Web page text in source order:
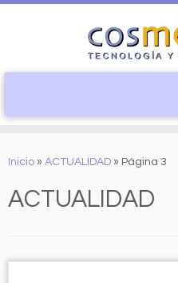
Inicio » ACTUALIDAD » Página 3
ACTUALIDAD